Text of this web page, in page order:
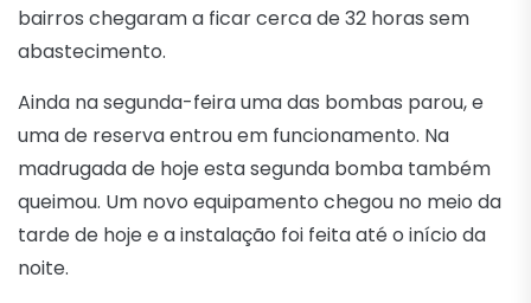
bairros chegaram a ficar cerca de 32 horas sem
abastecimento.
Ainda na segunda-feira uma das bombas parou, e
uma de reserva entrou em funcionamento. Na
madrugada de hoje esta segunda bomba também
queimou. Um novo equipamento chegou no meio da
tarde de hoje e a instalação foi feita até o início da
noite.